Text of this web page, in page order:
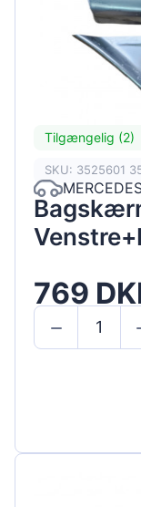
Tilgængelig (2)
SKU: 3525601
769